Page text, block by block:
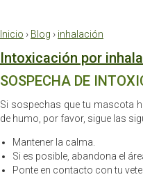
Inicio › Blog › inhalación
Intoxicación por
SOSPECHA DE
Si sospechas que tu mascota
de humo, por favor, sigue las
Mantener la calma.
Si es posible, abandona el
Ponte en contacto con tu